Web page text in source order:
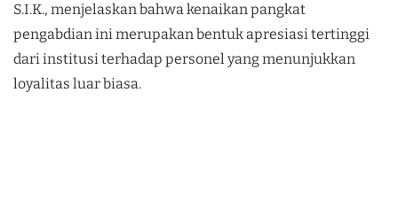
S.I.K., menjelaskan bahwa kenaikan pangkat
pengabdian ini merupakan bentuk apresiasi tertinggi
dari institusi terhadap personel yang menunjukkan
loyalitas luar biasa.